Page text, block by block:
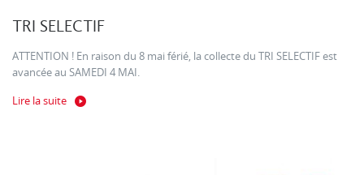
TRI SELECTIF
ATTENTION ! En raison du 8 mai férié, la collecte du TRI SELECTIF est
avancée au SAMEDI 4 MAI.
Lire la suite